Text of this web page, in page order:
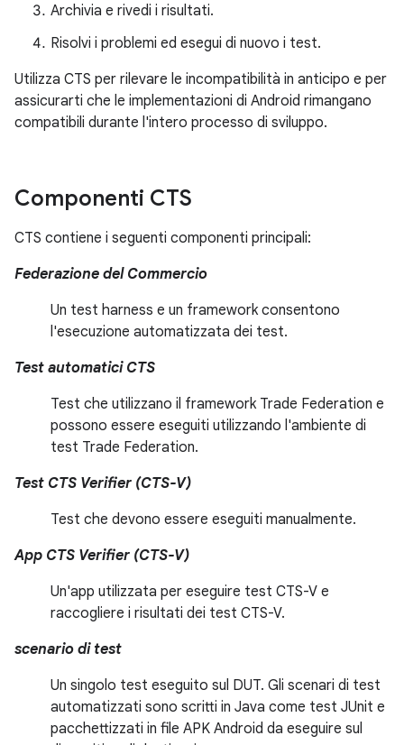
Archivia e rivedi i risultati.
Risolvi i problemi ed esegui di nuovo i test.
Utilizza CTS per rilevare le incompatibilità in anticipo e per
assicurarti che le implementazioni di Android rimangano
compatibili durante l'intero processo di sviluppo.
Componenti CTS
CTS contiene i seguenti componenti principali:
Federazione del Commercio
Un test harness e un framework consentono
l'esecuzione automatizzata dei test.
Test automatici CTS
Test che utilizzano il framework Trade Federation e
possono essere eseguiti utilizzando l'ambiente di
test Trade Federation.
Test CTS Verifier (CTS-V)
Test che devono essere eseguiti manualmente.
App CTS Verifier (CTS-V)
Un'app utilizzata per eseguire test CTS-V e
raccogliere i risultati dei test CTS-V.
scenario di test
Un singolo test eseguito sul DUT. Gli scenari di test
automatizzati sono scritti in Java come test JUnit e
pacchettizzati in file APK Android da eseguire sul